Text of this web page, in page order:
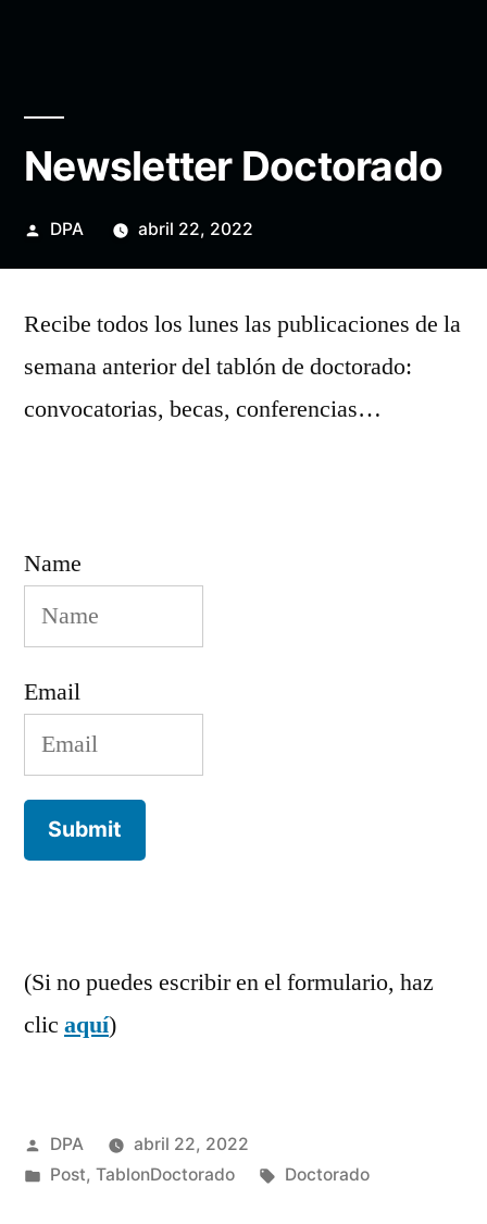
Newsletter Doctorado
Publicado
DPA abril 22, 2022
Recibe todos los lunes las publicaciones de la
semana anterior del tablón de doctorado:
convocatorias, becas, conferencias…
Name
Email
(Si no puedes escribir en el formulario, haz
clic aquí)
Publicado
por
DPA
abril 22, 2022
Publicado
Post, TablonDoctorado Etiquetas:
Doctorado